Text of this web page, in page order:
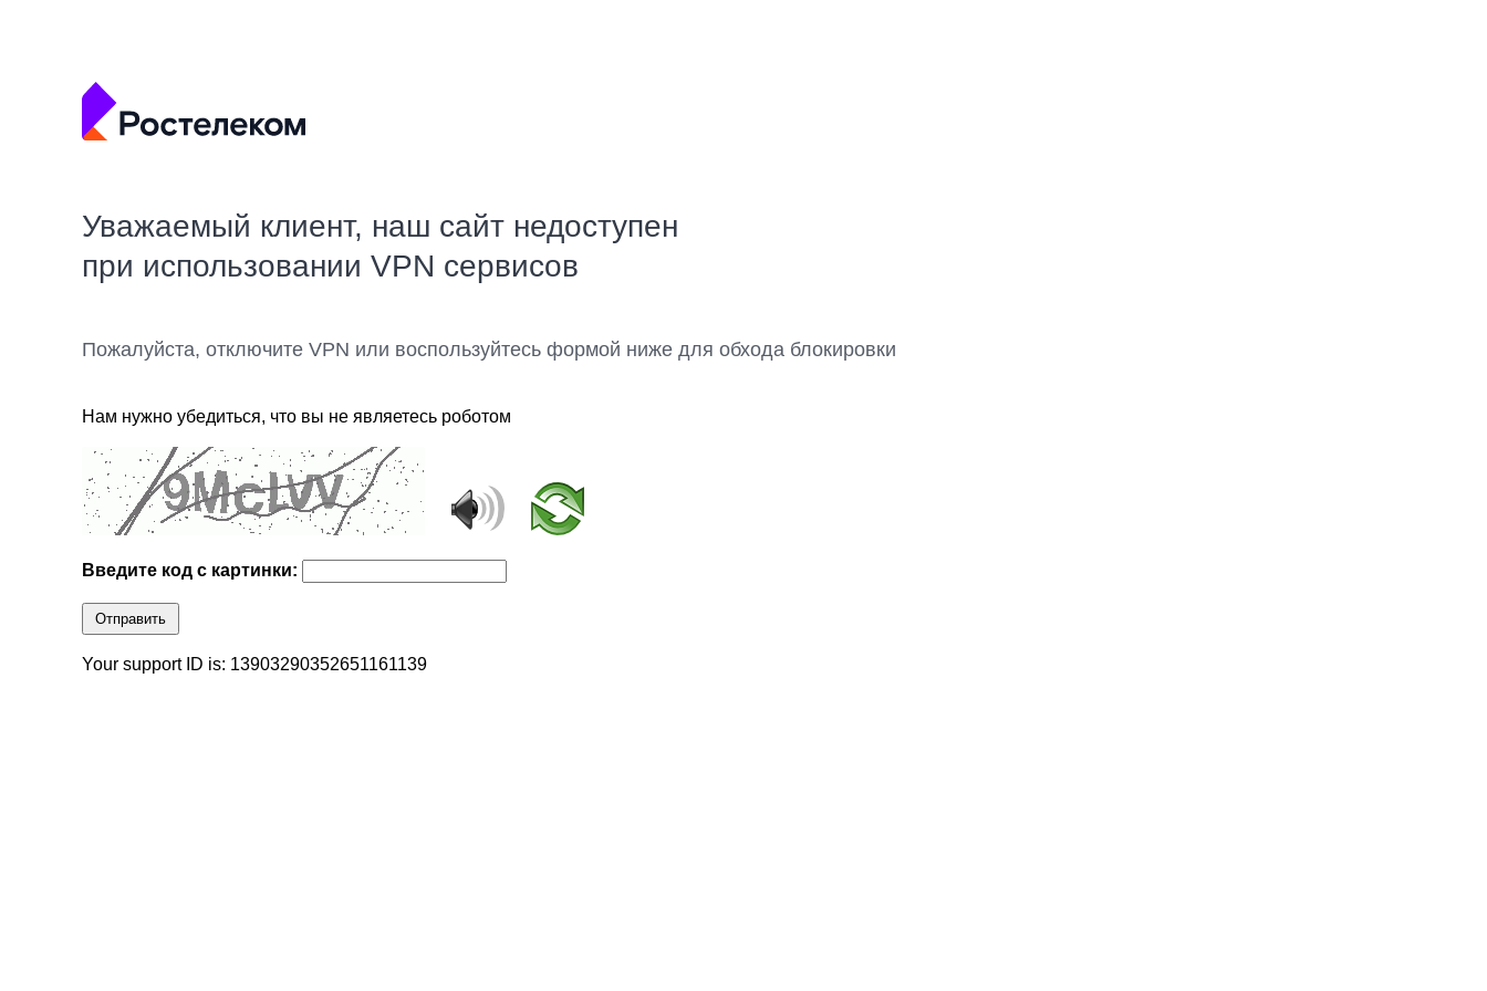
Уважаемый клиент, наш сайт недоступен
при использовании VPN сервисов
Пожалуйста, отключите VPN или воспользуйтесь формой ниже для обхода блокировки
Нам нужно убедиться, что вы не являетесь роботом
Введите код с картинки:
Отправить
Your support ID is: 13903290352651161139